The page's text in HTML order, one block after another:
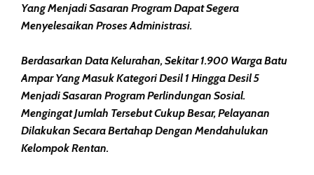
Yang Menjadi Sasaran Program Dapat Segera
Menyelesaikan Proses Administrasi.
Berdasarkan Data Kelurahan, Sekitar 1.900 Warga Batu
Ampar Yang Masuk Kategori Desil 1 Hingga Desil 5
Menjadi Sasaran Program Perlindungan Sosial.
Mengingat Jumlah Tersebut Cukup Besar, Pelayanan
Dilakukan Secara Bertahap Dengan Mendahulukan
Kelompok Rentan.